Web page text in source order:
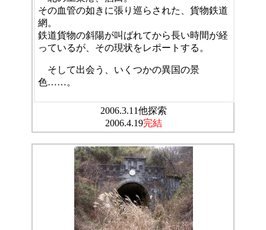
その血管の如きに張り巡らされた、貨物鉄道
網。
鉄道貨物の斜陽が叫ばれてから長い時間が経
っているが、その現状をレポートする。
そして出会う、いくつかの異国の景
色……。
2006.3.11他探索
2006.4.19完結